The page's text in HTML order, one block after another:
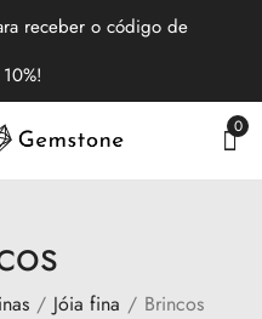
receber o código de
0
Jóia fina Brincos